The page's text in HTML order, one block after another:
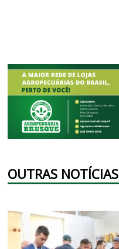
OUTRAS NOTÍCIAS